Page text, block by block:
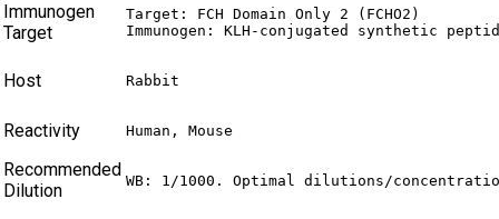
Immunogen
Target
Target: FCH Domain Only 2 (FCHO2)
Immunogen: KLH-conjugated synthetic
Host Rabbit
Reactivity Human, Mouse
Recommended
Dilution
WB: 1/1000. Optimal dilutions/